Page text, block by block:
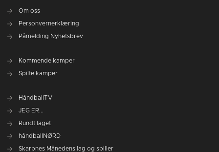
Om oss
Personvernerklæring
Påmelding Nyhetsbrev
Kommende kamper
Spilte kamper
HåndballTV
JEG ER...
Rundt laget
håndballNØRD
Skarpnes Månedens lag og spiller